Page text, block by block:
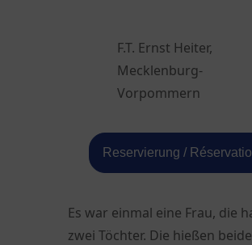
F.T. Ernst Heiter,
Mecklenburg-
Vorpommern
Reservierung /
Es war einmal eine Frau, die
zwei Töchter. Die hießen